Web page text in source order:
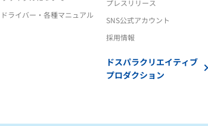
ドライバー・各種マニュアル
プレスリリース
SNS公式アカウント
採用情報
ドスパラクリエイティブ
プロダクション